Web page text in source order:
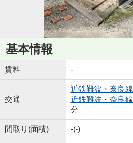
基本情報
賃料 -
交通
近鉄難波・奈良線
近鉄難波・奈良線
分
間取り(面積) -(-)